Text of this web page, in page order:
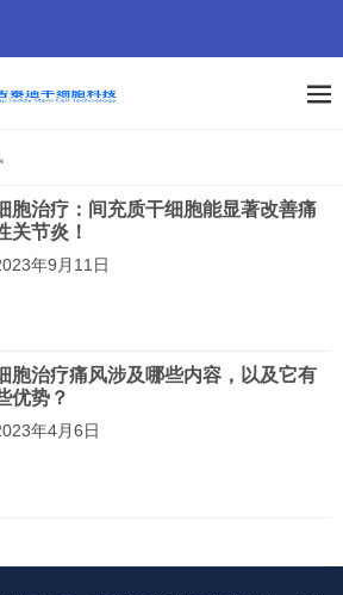
胞治疗：间充质干细胞能显著改善痛
关节炎！
年9月11日
胞治疗痛风涉及哪些内容，以及它有
优势？
年4月6日